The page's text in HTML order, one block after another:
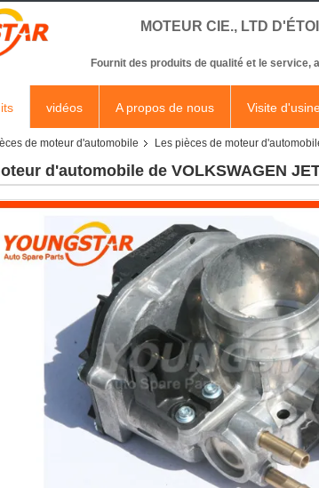
MOTEUR CIE., LTD
Fournit des produits de qualité et le service,
vidéos A propos de nous Visite
de moteur d'automobile Les pièces de moteur
d'automobile de VOLKSWAGEN